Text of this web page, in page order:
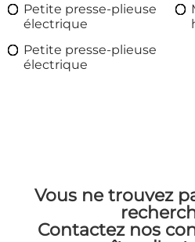
Petite presse-plieuse
électrique
Petite presse-plieuse
électrique
Vous ne trouvez
Contactez nos